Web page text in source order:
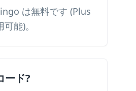
は無料です (Plus
能)。
ード?